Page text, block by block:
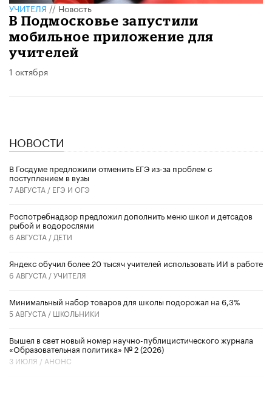
УЧИТЕЛЯ//Новость
В Подмосковье запустили
мобильное приложение для
учителей
1 октября
НОВОСТИ
В Госдуме предложили отменить ЕГЭ из-за проблем с
поступлением в вузы
7 АВГУСТА / ЕГЭ И ОГЭ
Роспотребнадзор предложил дополнить меню школ и детсадов
рыбой и водорослями
6 АВГУСТА / ДЕТИ
​Яндекс обучил более 20 тысяч учителей использовать ИИ в работе
6 АВГУСТА /УЧИТЕЛЯ
Минимальный набор товаров для школы подорожал на 6,3%
5 АВГУСТА / ШКОЛЬНИКИ
Вышел в свет новый номер научно-публицистического журнала
«Образовательная политика» № 2 (2026)
3 ИЮЛЯ / АНОНС